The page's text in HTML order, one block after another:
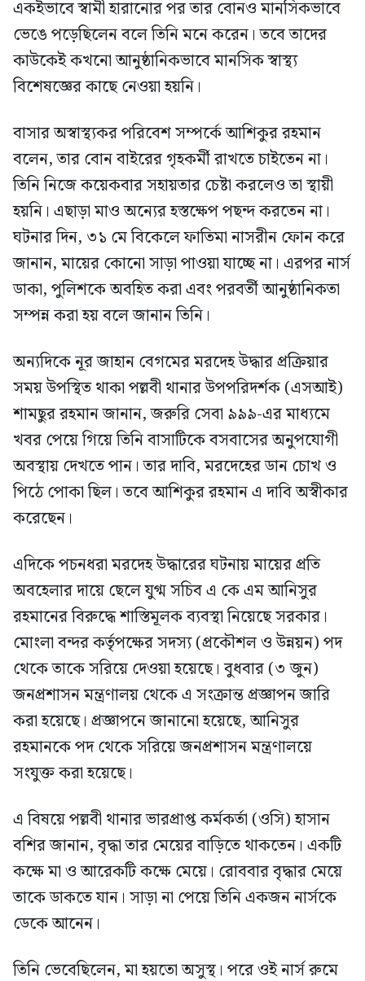
একইভাবে স্বামী হারানোর পর তার বোনও মানসিকভাবে
ভেঙে পড়েছিলেন বলে তিনি মনে করেন। তবে তাদের
কাউকেই কখনো আনুষ্ঠানিকভাবে মানসিক স্বাস্থ্য
বিশেষজ্ঞের কাছে নেওয়া হয়নি।
বাসার অস্বাস্থ্যকর পরিবেশ সম্পর্কে আশিকুর রহমান
বলেন, তার বোন বাইরের গৃহকর্মী রাখতে চাইতেন না।
তিনি নিজে কয়েকবার সহায়তার চেষ্টা করলেও তা স্থায়ী
হয়নি। এছাড়া মাও অন্যের হস্তক্ষেপ পছন্দ করতেন না।
ঘটনার দিন, ৩১ মে বিকেলে ফাতিমা নাসরীন ফোন করে
জানান, মায়ের কোনো সাড়া পাওয়া যাচ্ছে না। এরপর নার্স
ডাকা, পুলিশকে অবহিত করা এবং পরবর্তী আনুষ্ঠানিকতা
সম্পন্ন করা হয় বলে জানান তিনি।
অন্যদিকে নূর জাহান বেগমের মরদেহ উদ্ধার প্রক্রিয়ার
সময় উপস্থিত থাকা পল্লবী থানার উপপরিদর্শক (এসআই)
শামছুর রহমান জানান, জরুরি সেবা ৯৯৯-এর মাধ্যমে
খবর পেয়ে গিয়ে তিনি বাসাটিকে বসবাসের অনুপযোগী
অবস্থায় দেখতে পান। তার দাবি, মরদেহের ডান চোখ ও
পিঠে পোকা ছিল। তবে আশিকুর রহমান এ দাবি অস্বীকার
করেছেন।
এদিকে পচনধরা মরদেহ উদ্ধারের ঘটনায় মায়ের প্রতি
অবহেলার দায়ে ছেলে যুগ্ম সচিব এ কে এম আনিসুর
রহমানের বিরুদ্ধে শাস্তিমূলক ব্যবস্থা নিয়েছে সরকার।
মোংলা বন্দর কর্তৃপক্ষের সদস্য (প্রকৌশল ও উন্নয়ন) পদ
থেকে তাকে সরিয়ে দেওয়া হয়েছে। বুধবার (৩ জুন)
জনপ্রশাসন মন্ত্রণালয় থেকে এ সংক্রান্ত প্রজ্ঞাপন জারি
করা হয়েছে। প্রজ্ঞাপনে জানানো হয়েছে, আনিসুর
রহমানকে পদ থেকে সরিয়ে জনপ্রশাসন মন্ত্রণালয়ে
সংযুক্ত করা হয়েছে।
এ বিষয়ে পল্লবী থানার ভারপ্রাপ্ত কর্মকর্তা (ওসি) হাসান
বশির জানান, বৃদ্ধা তার মেয়ের বাড়িতে থাকতেন। একটি
কক্ষে মা ও আরেকটি কক্ষে মেয়ে। রোববার বৃদ্ধার মেয়ে
তাকে ডাকতে যান। সাড়া না পেয়ে তিনি একজন নার্সকে
ডেকে আনেন।
তিনি ভেবেছিলেন, মা হয়তো অসুস্থ। পরে ওই নার্স রুমে